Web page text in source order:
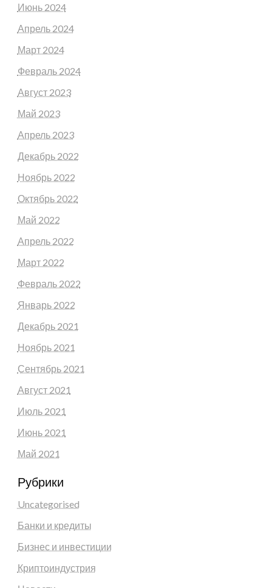
Июнь 2024
Апрель 2024
Март 2024
Февраль 2024
Август 2023
Май 2023
Апрель 2023
Декабрь 2022
Ноябрь 2022
Октябрь 2022
Май 2022
Апрель 2022
Март 2022
Февраль 2022
Январь 2022
Декабрь 2021
Ноябрь 2021
Сентябрь 2021
Август 2021
Июль 2021
Июнь 2021
Май 2021
Рубрики
Uncategorised
Банки и кредиты
Бизнес и инвестиции
Криптоиндустрия